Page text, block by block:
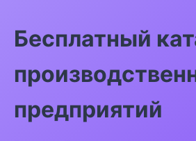
Бесплатный
предприятий